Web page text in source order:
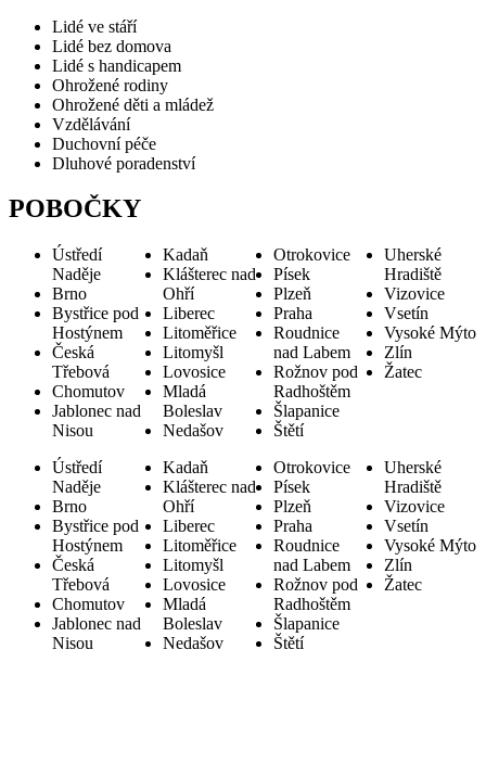
Lidé ve stáří
Lidé bez domova
Lidé s handicapem
Ohrožené rodiny
Ohrožené děti a mládež
Vzdělávání
Duchovní péče
Dluhové poradenství
POBOČKY
Ústředí
Naděje
Brno
Bystřice pod
Hostýnem
Česká
Třebová
Chomutov
Jablonec nad
Nisou
Kadaň
Klášterec nad
Ohří
Liberec
Litoměřice
Litomyšl
Lovosice
Mladá
Boleslav
Nedašov
Otrokovice
Písek
Plzeň
Praha
Roudnice
nad Labem
Rožnov pod
Radhoštěm
Šlapanice
Štětí
Uherské
Hradiště
Vizovice
Vsetín
Vysoké Mýto
Zlín
Žatec
Ústředí
Naděje
Brno
Bystřice pod
Hostýnem
Česká
Třebová
Chomutov
Jablonec nad
Nisou
Kadaň
Klášterec nad
Ohří
Liberec
Litoměřice
Litomyšl
Lovosice
Mladá
Boleslav
Nedašov
Otrokovice
Písek
Plzeň
Praha
Roudnice
nad Labem
Rožnov pod
Radhoštěm
Šlapanice
Štětí
Uherské
Hradiště
Vizovice
Vsetín
Vysoké Mýto
Zlín
Žatec